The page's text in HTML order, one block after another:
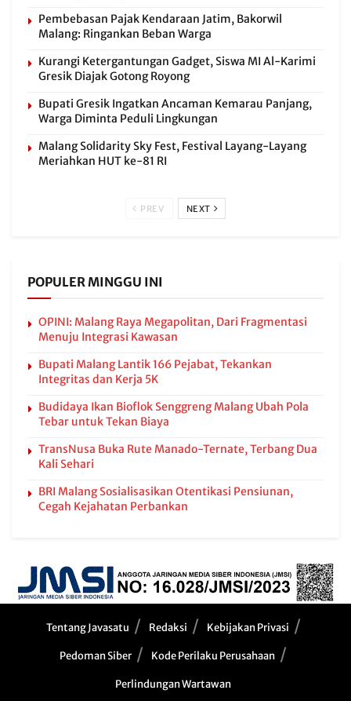
Pembebasan Pajak Kendaraan Jatim, Bakorwil
Malang: Ringankan Beban Warga
Kurangi Ketergantungan Gadget, Siswa MI Al-Karimi
Gresik Diajak Gotong Royong
Bupati Gresik Ingatkan Ancaman Kemarau Panjang,
Warga Diminta Peduli Lingkungan
Malang Solidarity Sky Fest, Festival Layang-Layang
Meriahkan HUT ke-81 RI
PREV NEXT
POPULER MINGGU INI
OPINI: Malang Raya Megapolitan, Dari Fragmentasi
Menuju Integrasi Kawasan
Bupati Malang Lantik 166 Pejabat, Tekankan
Integritas dan Kerja 5K
Budidaya Ikan Bioflok Senggreng Malang Ubah Pola
Tebar untuk Tekan Biaya
TransNusa Buka Rute Manado-Ternate, Terbang Dua
Kali Sehari
BRI Malang Sosialisasikan Otentikasi Pensiunan,
Cegah Kejahatan Perbankan
Tentang Javasatu Redaksi Kebijakan Privasi
Pedoman Siber Kode Perilaku Perusahaan
Perlindungan Wartawan